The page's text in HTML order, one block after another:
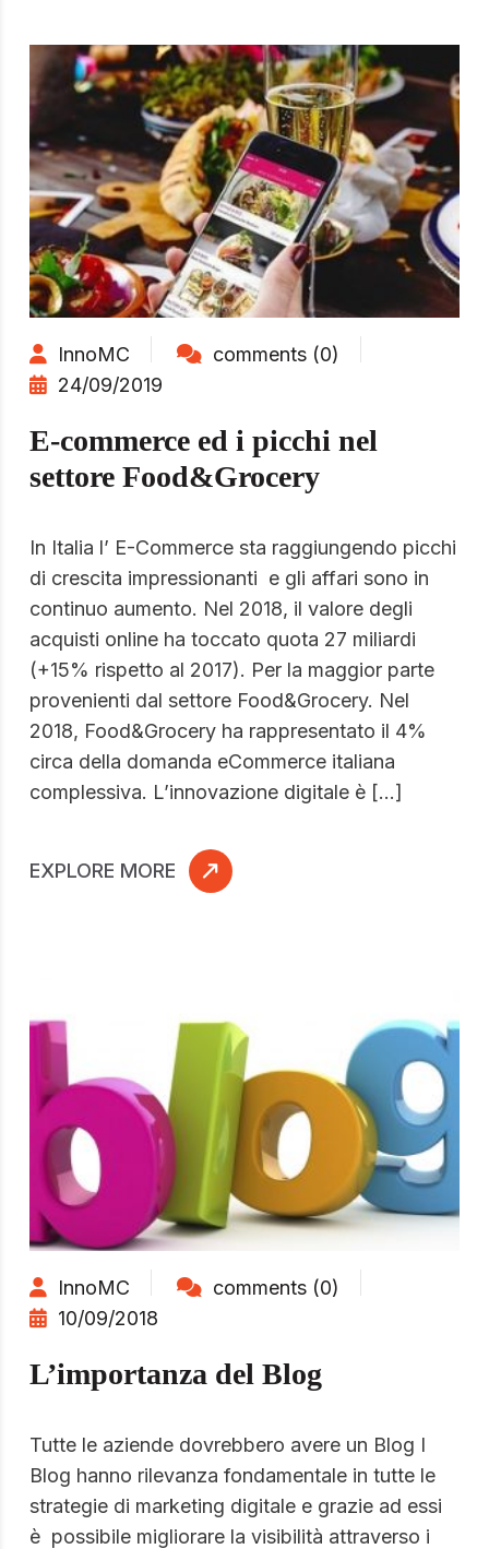
InnoMC
comments (0)
24/09/2019
E-commerce ed i picchi nel
settore Food&Grocery
In Italia l’ E-Commerce sta raggiungendo picchi
di crescita impressionanti e gli affari sono in
continuo aumento. Nel 2018, il valore degli
acquisti online ha toccato quota 27 miliardi
(+15% rispetto al 2017). Per la maggior parte
provenienti dal settore Food&Grocery. Nel
2018, Food&Grocery ha rappresentato il 4%
circa della domanda eCommerce italiana
complessiva. L’innovazione digitale è […]
EXPLORE MORE
InnoMC
comments (0)
10/09/2018
L’importanza del Blog
Tutte le aziende dovrebbero avere un Blog I
Blog hanno rilevanza fondamentale in tutte le
strategie di marketing digitale e grazie ad essi
è possibile migliorare la visibilità attraverso i